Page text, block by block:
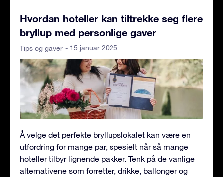
Hvordan hoteller kan tiltrekke seg flere
bryllup med personlige gaver
Tips og gaver - 15 januar 2025
Å velge det perfekte bryllupslokalet kan være en
utfordring for mange par, spesielt når så mange
hoteller tilbyr lignende pakker. Tenk på de vanlige
alternativene som forretter, drikke, ballonger og